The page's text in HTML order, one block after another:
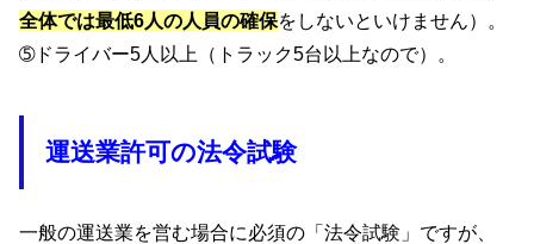
全体では最低6人の人員の確保をしないといけません）。
➄ドライバー5人以上（トラック5台以上なので）。
運送業許可の法令試験
一般の運送業を営む場合に必須の「法令試験」ですが、